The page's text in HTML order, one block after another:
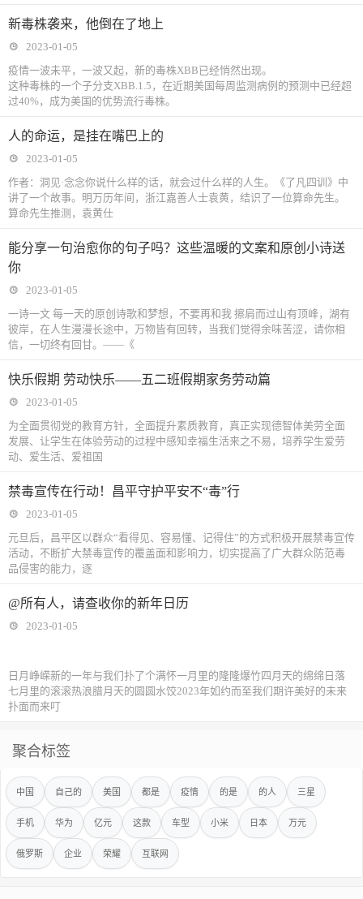
新毒株袭来，他倒在了地上
2023-01-05
疫情一波未平，一波又起，新的毒株XBB已经悄然出现。
这种毒株的一个子分支XBB.1.5，在近期美国每周监测病例的预测中已经超
过40%，成为美国的优势流行毒株。
人的命运，是挂在嘴巴上的
2023-01-05
作者：洞见·念念你说什么样的话，就会过什么样的人生。《了凡四训》中
讲了一个故事。明万历年间，浙江嘉善人士袁黄，结识了一位算命先生。
算命先生推测，袁黄仕
能分享一句治愈你的句子吗？这些温暖的文案和原创小诗送
你
2023-01-05
一诗一文 每一天的原创诗歌和梦想，不要再和我 擦肩而过山有顶峰，湖有
彼岸，在人生漫漫长途中，万物皆有回转，当我们觉得余味苦涩，请你相
信，一切终有回甘。——《
快乐假期 劳动快乐——五二班假期家务劳动篇
2023-01-05
为全面贯彻党的教育方针，全面提升素质教育，真正实现德智体美劳全面
发展、让学生在体验劳动的过程中感知幸福生活来之不易，培养学生爱劳
动、爱生活、爱祖国
禁毒宣传在行动！昌平守护平安不“毒”行
2023-01-05
元旦后，昌平区以群众“看得见、容易懂、记得住”的方式积极开展禁毒宣传
活动，不断扩大禁毒宣传的覆盖面和影响力，切实提高了广大群众防范毒
品侵害的能力，逐
@所有人，请查收你的新年日历
2023-01-05
日月峥嵘新的一年与我们扑了个满怀一月里的隆隆爆竹四月天的绵绵日落
七月里的滚滚热浪腊月天的圆圆水饺2023年如约而至我们期许美好的未来
扑面而来叮
聚合标签
中国 自己的 美国 都是 疫情 的是 的人 三星
手机 华为 亿元 这款 车型 小米 日本 万元
俄罗斯 企业 荣耀 互联网